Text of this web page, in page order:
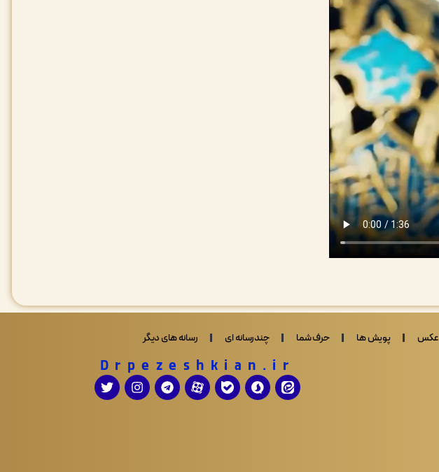
عکس پویش ها حرف شما چندرسانه ای رسانه های دیگر
Drpezeshkian.ir